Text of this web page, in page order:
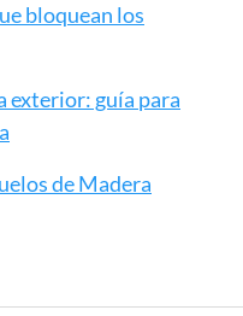
bloquean los
exterior: guía para
de Madera